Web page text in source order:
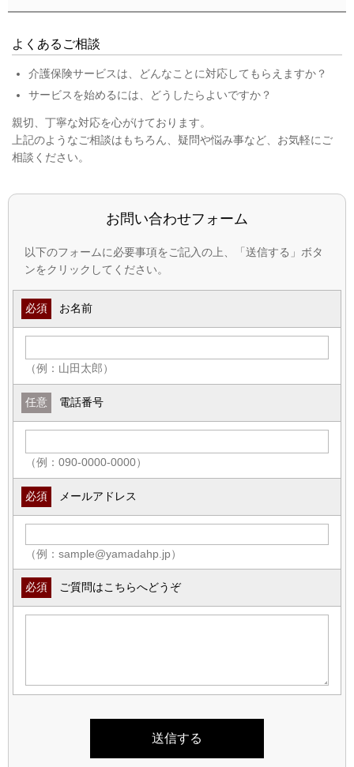
よくあるご相談
介護保険サービスは、どんなことに対応してもらえますか？
サービスを始めるには、どうしたらよいですか？
親切、丁寧な対応を心がけております。
上記のようなご相談はもちろん、疑問や悩み事など、お気軽にご
相談ください。
お問い合わせフォーム
以下のフォームに必要事項をご記入の上、「送信する」ボタ
ンをクリックしてください。
お名前
必須
（例：山田太郎）
電話番号
任意
（例：090-0000-0000）
メールアドレス
必須
（例：sample@yamadahp.jp）
ご質問はこちらへどうぞ
必須